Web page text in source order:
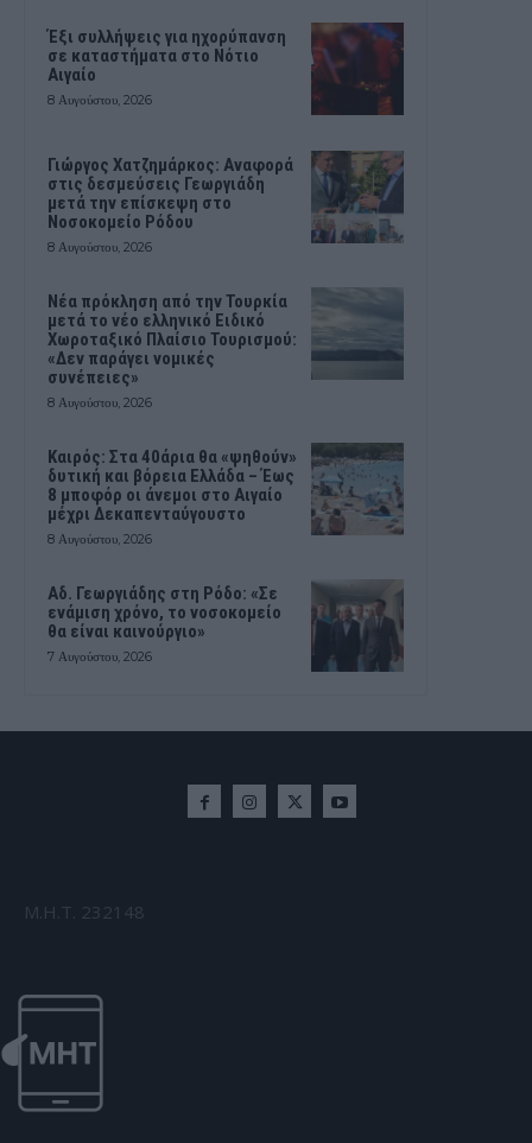
Έξι συλλήψεις για ηχορύπανση
σε καταστήματα στο Νότιο
Αιγαίο
8 Αυγούστου, 2026
Γιώργος Χατζημάρκος: Αναφορά
στις δεσμεύσεις Γεωργιάδη
μετά την επίσκεψη στο
Νοσοκομείο Ρόδου
8 Αυγούστου, 2026
Νέα πρόκληση από την Τουρκία
μετά το νέο ελληνικό Ειδικό
Χωροταξικό Πλαίσιο Τουρισμού:
«Δεν παράγει νομικές
συνέπειες»
8 Αυγούστου, 2026
Καιρός: Στα 40άρια θα «ψηθούν»
δυτική και βόρεια Ελλάδα – Έως
8 μποφόρ οι άνεμοι στο Αιγαίο
μέχρι Δεκαπενταύγουστο
8 Αυγούστου, 2026
Αδ. Γεωργιάδης στη Ρόδο: «Σε
ενάμιση χρόνο, το νοσοκομείο
θα είναι καινούργιο»
7 Αυγούστου, 2026
Μ.Η.Τ. 232148